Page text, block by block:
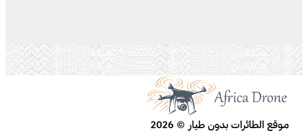
موقع الطائرات بدون طيار © 2026